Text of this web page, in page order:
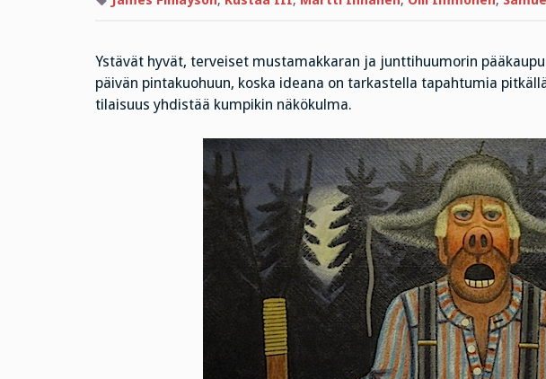
Ystävät hyvät, terveiset mustamakkaran ja junttihuumorin
päivän pintakuohuun, koska ideana on tarkastella tapahtumia
tilaisuus yhdistää kumpikin näkökulma.